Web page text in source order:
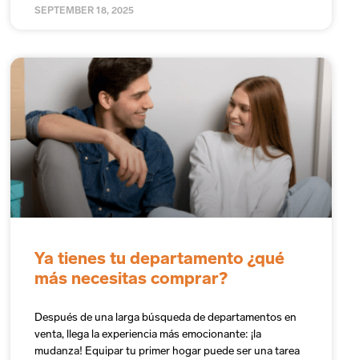
SEPTEMBER 18, 2025
Ya tienes tu departamento ¿qué
más necesitas comprar?
Después de una larga búsqueda de departamentos en
venta, llega la experiencia más emocionante: ¡la
mudanza! Equipar tu primer hogar puede ser una tarea